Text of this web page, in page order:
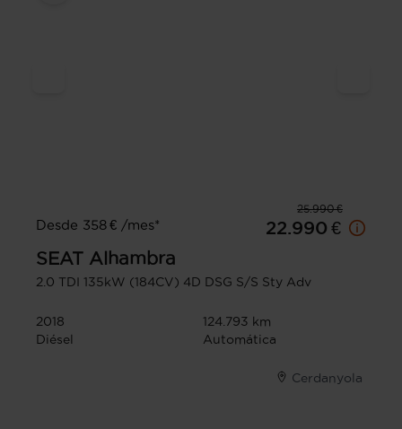
25.990 €
Desde 358 € /mes*
22.990 €
SEAT Alhambra
2.0 TDI 135kW (184CV) 4D DSG S/S Sty Adv
2018
124.793 km
Diésel
Automática
Cerdanyola